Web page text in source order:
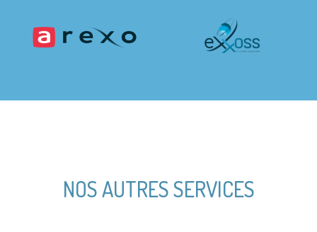
NOS AUTRES SERVICES